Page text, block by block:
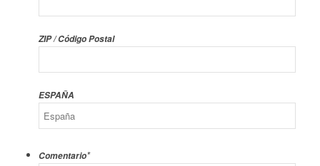
ZIP / Código Postal
ESPAÑA
Comentario*